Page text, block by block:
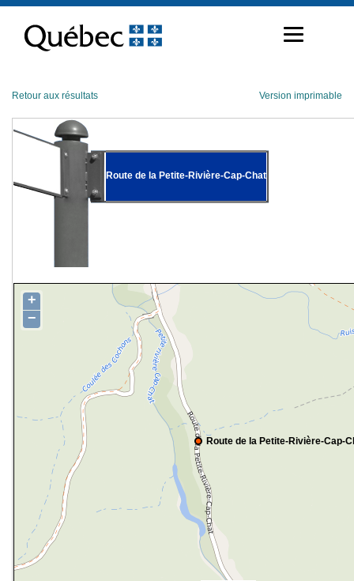
contenu
Retour aux résultats Version imprimable
Route de la Petite-Rivière-Cap-Chat
Route de la Petite-Rivière-Cap-
+
−